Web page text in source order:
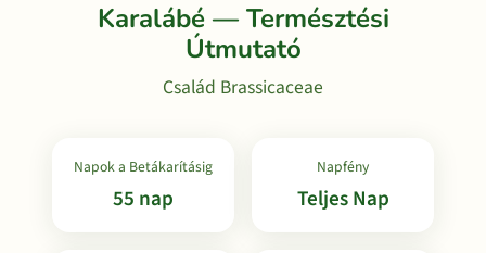
Karalábé — Természtési
Útmutató
Család Brassicaceae
Napok a Betákarításig
55 nap
Napfény
Teljes Nap